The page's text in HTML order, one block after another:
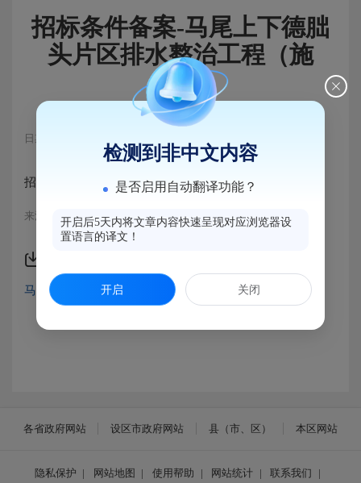
招标条件备案-马尾上下德朏
头片区排水整治工程（施
工）
日期：2020-10-19 09:28
招标条件备案-马尾上下德朏头片区排水整治工程（施工）
来源：马尾区工程招投标办公室
马尾上下德朏头片区排水整治工程（施工）.pdf
各省政府网站 设区市政府网站 县（市、区） 本区网站
隐私保护 | 网站地图 | 使用帮助 | 网站统计 | 联系我们 |
检测到非中文内容
是否启用自动翻译功能？
开启后5天内将文章内容快速呈现对应浏览器设
置语言的译文！
开启 关闭